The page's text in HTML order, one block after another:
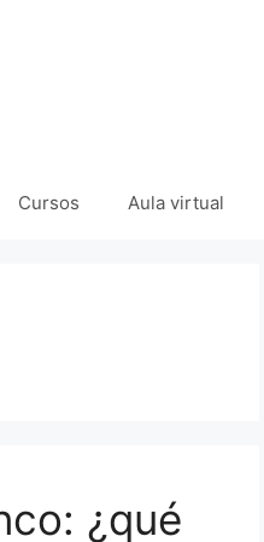
Cursos Aula virtual
¿qué